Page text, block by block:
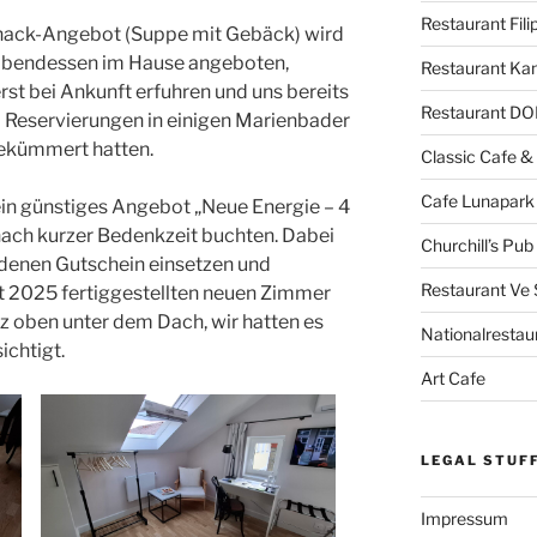
Angebot (Suppe mit Gebäck) wird
im Hause angeboten,
bei Ankunft erfuhren und uns bereits
in einigen Marienbader
hatten.
günstiges Angebot „Neue Energie – 4
kurzer Bedenkzeit buchten. Dabei
Gutschein einsetzen und
2025 fertiggestellten neuen Zimmer
oben unter dem Dach, wir hatten es
Restaurant
Restaurant
Restaurant
Classic Cafe
Cafe Lunapark
Churchill’s
Restaurant Ve
Art Cafe
LEGAL
Impressum